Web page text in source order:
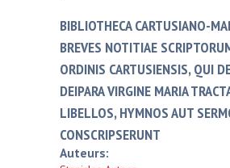
BIBLIOTHECA CARTUSIANO-
BREVES NOTITIAE
ORDINIS CARTUSIENSIS, QUI
DEIPARA VIRGINE MARIA
LIBELLOS, HYMNOS AUT
CONSCRIPSERUNT
Auteurs: